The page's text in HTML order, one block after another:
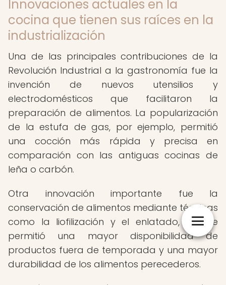
Innovaciones actuales en la
cocina que tienen sus raíces en la
industrialización
Una de las principales contribuciones de la
Revolución Industrial a la gastronomía fue la
invención de nuevos utensilios y
electrodomésticos que facilitaron la
preparación de alimentos. La popularización
de la estufa de gas, por ejemplo, permitió
una cocción más rápida y precisa en
comparación con las antiguas cocinas de
leña o carbón.
Otra innovación importante fue la
conservación de alimentos mediante técnicas
como la liofilización y el enlatado, lo que
permitió una mayor disponibilidad de
productos fuera de temporada y una mayor
durabilidad de los alimentos perecederos.